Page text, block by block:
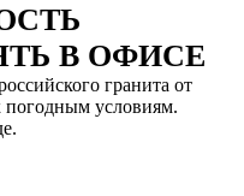
В ОФИСЕ
гранита от
погодным условиям.